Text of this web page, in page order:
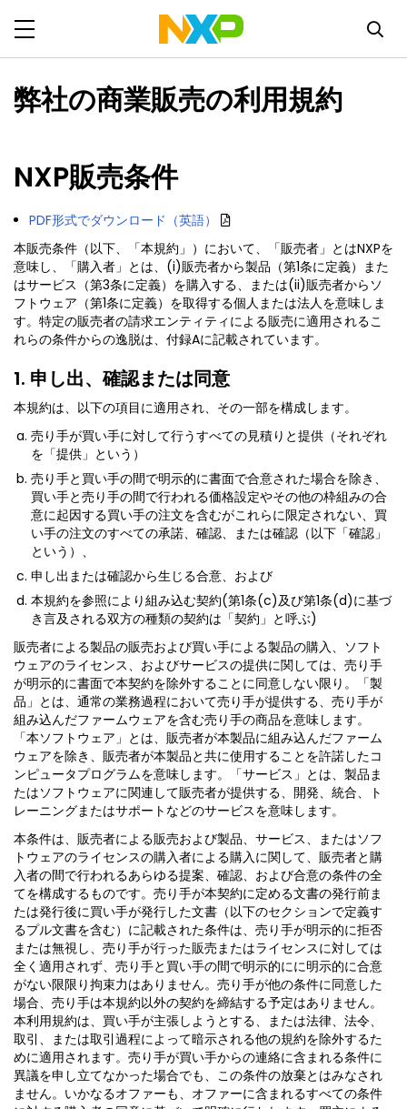
弊社の商業販売の利用規約
NXP販売条件
PDF形式でダウンロード（英語）
本販売条件（以下、「本規約」）において、「販売者」とはNXPを
意味し、「購入者」とは、(i)販売者から製品（第1条に定義）また
はサービス（第3条に定義）を購入する、または(ii)販売者からソ
フトウェア（第1条に定義）を取得する個人または法人を意味しま
す。特定の販売者の請求エンティティによる販売に適用されるこ
れらの条件からの逸脱は、付録Aに記載されています。
1. 申し出、確認または同意
本規約は、以下の項目に適用され、その一部を構成します。
売り手が買い手に対して行うすべての見積りと提供（それぞれ
を「提供」という）
売り手と買い手の間で明示的に書面で合意された場合を除き、
買い手と売り手の間で行われる価格設定やその他の枠組みの合
意に起因する買い手の注文を含むがこれらに限定されない、買
い手の注文のすべての承諾、確認、または確認（以下「確認」
という）、
申し出または確認から生じる合意、および
本規約を参照により組み込む契約(第1条(c)及び第1条(d)に基づ
き言及される双方の種類の契約は「契約」と呼ぶ)
販売者による製品の販売および買い手による製品の購入、ソフト
ウェアのライセンス、およびサービスの提供に関しては、売り手
が明示的に書面で本契約を除外することに同意しない限り。「製
品」とは、通常の業務過程において売り手が提供する、売り手が
組み込んだファームウェアを含む売り手の商品を意味します。
「本ソフトウェア」とは、販売者が本製品に組み込んだファーム
ウェアを除き、販売者が本製品と共に使用することを許諾したコ
ンピュータプログラムを意味します。「サービス」とは、製品ま
たはソフトウェアに関連して販売者が提供する、開発、統合、ト
レーニングまたはサポートなどのサービスを意味します。
本条件は、販売者による販売および製品、サービス、またはソフ
トウェアのライセンスの購入者による購入に関して、販売者と購
入者の間で行われるあらゆる提案、確認、および合意の条件の全
てを構成するものです。売り手が本契約に定める文書の発行前ま
たは発行後に買い手が発行した文書（以下のセクションで定義す
るプル文書を含む）に記載された条件は、売り手が明示的に拒否
または無視し、売り手が行った販売またはライセンスに対しては
全く適用されず、売り手と買い手の間で明示的にに明示的に合意
がない限限り拘束力はありません。売り手が他の条件に同意した
場合、売り手は本規約以外の契約を締結する予定はありません。
本利用規約は、買い手が主張しようとする、または法律、法令、
取引、または取引過程によって暗示される他の規約を除外するた
めに適用されます。売り手が買い手からの連絡に含まれる条件に
異議を申し立てなかった場合でも、この条件の放棄とはみなされ
ません。いかなるオファーも、オファーに含まれるすべての条件